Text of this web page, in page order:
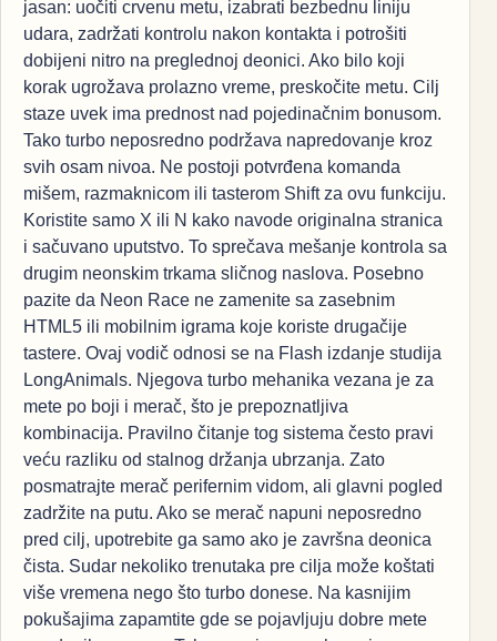
jasan: uočiti crvenu metu, izabrati bezbednu liniju
udara, zadržati kontrolu nakon kontakta i potrošiti
dobijeni nitro na preglednoj deonici. Ako bilo koji
korak ugrožava prolazno vreme, preskočite metu. Cilj
staze uvek ima prednost nad pojedinačnim bonusom.
Tako turbo neposredno podržava napredovanje kroz
svih osam nivoa. Ne postoji potvrđena komanda
mišem, razmaknicom ili tasterom Shift za ovu funkciju.
Koristite samo X ili N kako navode originalna stranica
i sačuvano uputstvo. To sprečava mešanje kontrola sa
drugim neonskim trkama sličnog naslova. Posebno
pazite da Neon Race ne zamenite sa zasebnim
HTML5 ili mobilnim igrama koje koriste drugačije
tastere. Ovaj vodič odnosi se na Flash izdanje studija
LongAnimals. Njegova turbo mehanika vezana je za
mete po boji i merač, što je prepoznatljiva
kombinacija. Pravilno čitanje tog sistema često pravi
veću razliku od stalnog držanja ubrzanja. Zato
posmatrajte merač perifernim vidom, ali glavni pogled
zadržite na putu. Ako se merač napuni neposredno
pred cilj, upotrebite ga samo ako je završna deonica
čista. Sudar nekoliko trenutaka pre cilja može koštati
više vremena nego što turbo donese. Na kasnijim
pokušajima zapamtite gde se pojavljuju dobre mete